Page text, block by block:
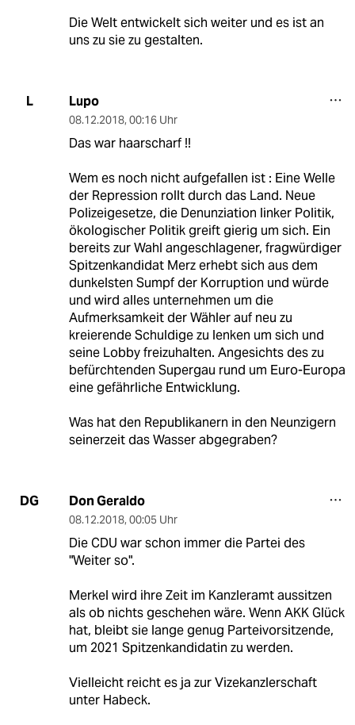
Die Welt entwickelt sich weiter und es ist an
uns zu sie zu gestalten.
L Lupo
08.12.2018, 00:16 Uhr
Das war haarscharf !!
Wem es noch nicht aufgefallen ist : Eine Welle
der Repression rollt durch das Land. Neue
Polizeigesetze, die Denunziation linker Politik,
ökologischer Politik greift gierig um sich. Ein
bereits zur Wahl angeschlagener, fragwürdiger
Spitzenkandidat Merz erhebt sich aus dem
dunkelsten Sumpf der Korruption und würde
und wird alles unternehmen um die
Aufmerksamkeit der Wähler auf neu zu
kreierende Schuldige zu lenken um sich und
seine Lobby freizuhalten. Angesichts des zu
befürchtenden Supergau rund um Euro-Europa
eine gefährliche Entwicklung.
Was hat den Republikanern in den Neunzigern
seinerzeit das Wasser abgegraben?
DG Don Geraldo
08.12.2018, 00:05 Uhr
Die CDU war schon immer die Partei des
"Weiter so".
Merkel wird ihre Zeit im Kanzleramt aussitzen
als ob nichts geschehen wäre. Wenn AKK Glück
hat, bleibt sie lange genug Parteivorsitzende,
um 2021 Spitzenkandidatin zu werden.
Vielleicht reicht es ja zur Vizekanzlerschaft
unter Habeck.